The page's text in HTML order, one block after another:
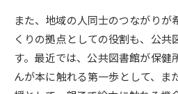
併願校選び 受
先輩が入学を決めた理由 テ
また、地域の人同士のつながりが
くりの拠点としての役割も、公共
す。最近では、公共図書館が保健
んが本に触れる第一歩として、ま